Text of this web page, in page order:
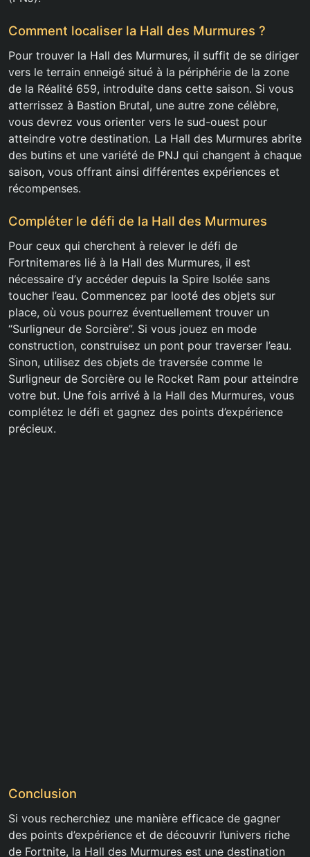
Comment localiser la Hall des Murmures ?
Pour trouver la Hall des Murmures, il suffit de se diriger
vers le terrain enneigé situé à la périphérie de la zone
de la Réalité 659, introduite dans cette saison. Si vous
atterrissez à Bastion Brutal, une autre zone célèbre,
vous devrez vous orienter vers le sud-ouest pour
atteindre votre destination. La Hall des Murmures abrite
des butins et une variété de PNJ qui changent à chaque
saison, vous offrant ainsi différentes expériences et
récompenses.
Compléter le défi de la Hall des Murmures
Pour ceux qui cherchent à relever le défi de
Fortnitemares lié à la Hall des Murmures, il est
nécessaire d’y accéder depuis la Spire Isolée sans
toucher l’eau. Commencez par looté des objets sur
place, où vous pourrez éventuellement trouver un
“Surligneur de Sorcière”. Si vous jouez en mode
construction, construisez un pont pour traverser l’eau.
Sinon, utilisez des objets de traversée comme le
Surligneur de Sorcière ou le Rocket Ram pour atteindre
votre but. Une fois arrivé à la Hall des Murmures, vous
complétez le défi et gagnez des points d’expérience
précieux.
Conclusion
Si vous recherchiez une manière efficace de gagner
des points d’expérience et de découvrir l’univers riche
de Fortnite, la Hall des Murmures est une destination